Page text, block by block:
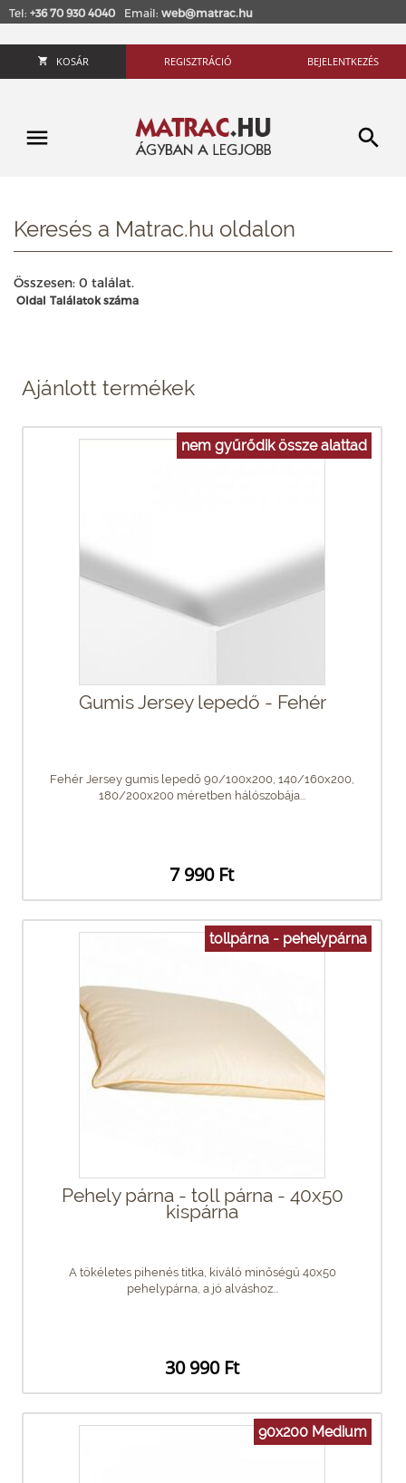
Tel: +36 70 930 4040 Email: web@matrac.hu
KOSÁR REGISZTRÁCIÓ BEJELENTKEZÉS
Keresés a Matrac.hu oldalon
Összesen: 0 találat.
Oldal Találatok száma
Ajánlott termékek
nem gyűrődik össze alattad
Gumis Jersey lepedő - Fehér
Fehér Jersey gumis lepedő 90/100x200, 140/160x200,
180/200x200 méretben hálószobája...
7 990 Ft
tollpárna - pehelypárna
Pehely párna - toll párna - 40x50
kispárna
A tökéletes pihenés titka, kiváló minőségű 40x50
pehelypárna, a jó alváshoz...
30 990 Ft
90x200 Medium